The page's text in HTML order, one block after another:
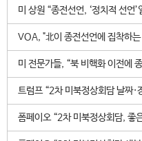
미 상원 “종전선언, ‘정치적 선언
VOA, "北이 종전선언에 집착하는
미 전문가들, “북 비핵화 이전에
트럼프 “2차 미북정상회담 날짜·
폼페이오 “2차 미북정상회담, 좋